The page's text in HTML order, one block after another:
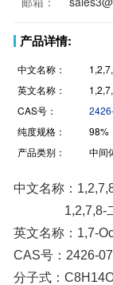
产品详情:
中文名称：
英文名称：
CAS号：
纯度规格：
98%
产品类别：
中间
中文名称：
1,2,7,8-二
英文名称：1,7-
CAS号：2426-
分子式：